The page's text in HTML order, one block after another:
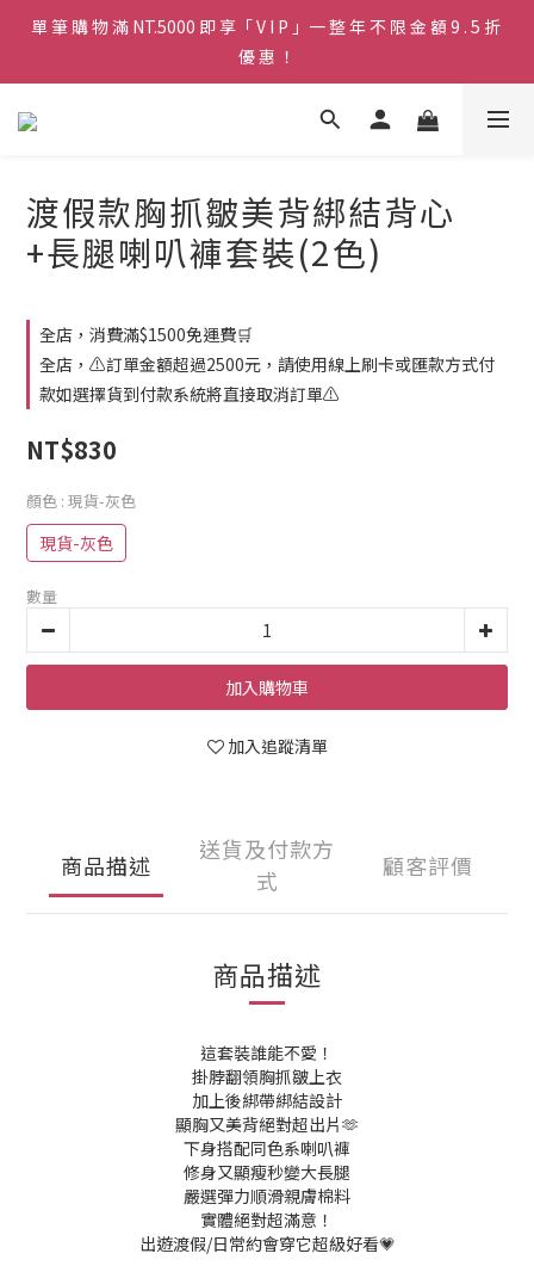
♡ 官 網 訂 單 滿 NT.1500 即 享 免 運 費 🚚💨 ♡
單 筆 購 物 滿 NT.5000 即 享「 V I P 」一 整 年 不 限 金 額 9 . 5 折
優 惠 ！
♡ 官 網 訂 單 滿 NT.1500 即 享 免 運 費 🚚💨 ♡
渡假款胸抓皺美背綁結背心
+長腿喇叭褲套裝(2色)
全店，消費滿$1500免運費🛒
全店，⚠️訂單金額超過2500元，請使用線上刷卡或匯款方式付
款如選擇貨到付款系統將直接取消訂單⚠️
NT$830
顏色 : 現貨-灰色
現貨-灰色
數量
加入購物車
加入追蹤清單
商品描述
送貨及付款方
式
顧客評價
商品描述
這套裝誰能不愛！
掛脖翻領胸抓皺上衣
加上後綁帶綁結設計
顯胸又美背絕對超出片🫶
下身搭配同色系喇叭褲
修身又顯瘦秒變大長腿
嚴選彈力順滑親膚棉料
實體絕對超滿意！
出遊渡假/日常約會穿它超級好看💗